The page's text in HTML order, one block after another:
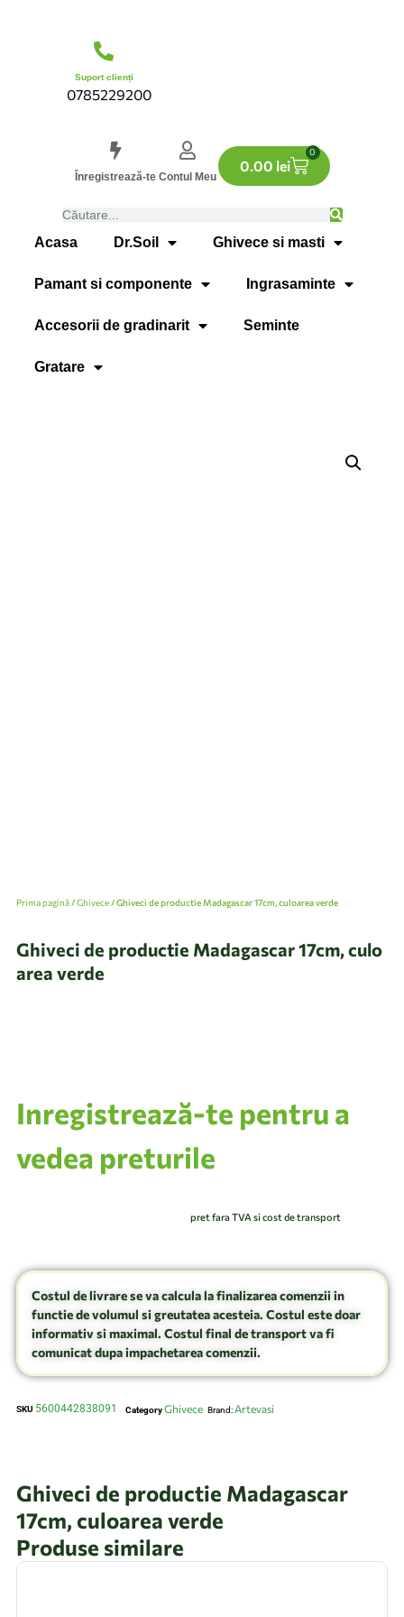
Suport clienți
0785229200
Înregistrează-te Contul Meu
0.00 lei
0
Acasa Dr.Soil Ghivece si masti
Pamant si componente Ingrasaminte
Accesorii de gradinarit Seminte
Gratare
Prima pagină/Ghivece/ Ghiveci de productie Madagascar 17cm, culoarea verde
Ghiveci de productie Madagascar 17cm, culo
area verde
Inregistrează-te pentru a
vedea preturile
pret fara TVA si cost de transport
Costul de livrare se va calcula la finalizarea comenzii in
functie de volumul si greutatea acesteia. Costul este doar
informativ si maximal. Costul final de transport va fi
comunicat dupa impachetarea comenzii.
SKU 5600442838091 CategoryGhivece Brand: Artevasi
Ghiveci de productie Madagascar
17cm, culoarea verde
Produse similare